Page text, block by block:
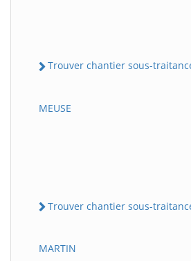
Trouver chantier sous-
MEUSE
Trouver chantier sous-
MARTIN